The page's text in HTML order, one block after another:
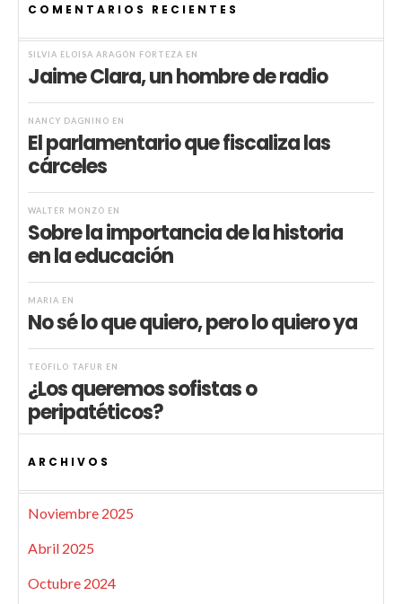
COMENTARIOS RECIENTES
SILVIA ELOISA ARAGÓN FORTEZA EN
Jaime Clara, un hombre de radio
NANCY DAGNINO EN
El parlamentario que fiscaliza las
cárceles
WALTER MONZÓ EN
Sobre la importancia de la historia
en la educación
MARIA EN
No sé lo que quiero, pero lo quiero ya
TEÓFILO TAFUR EN
¿Los queremos sofistas o
peripatéticos?
ARCHIVOS
Noviembre 2025
Abril 2025
Octubre 2024